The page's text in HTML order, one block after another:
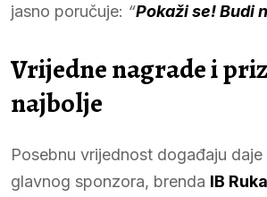
jasno poručuje: “Pokaži se! Budi
Vrijedne nagrade i
najbolje
Posebnu vrijednost događaju
glavnog sponzora, brenda IB